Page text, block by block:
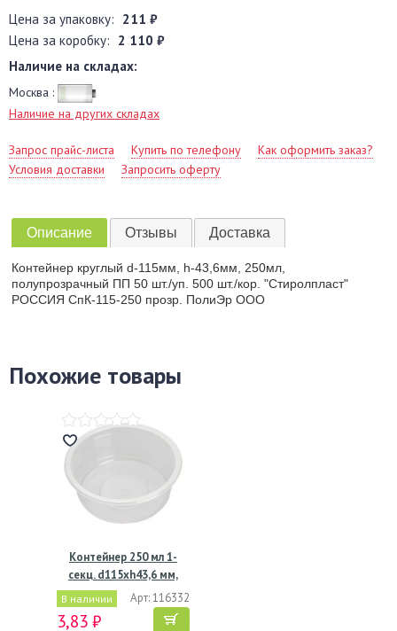
Цена за упаковку: 211 ₽
Цена за коробку: 2 110 ₽
Наличие на складах:
Москва :
Наличие на других складах
Запрос прайс-листа Купить по телефону
Как оформить заказ?
Условия доставки
Запросить оферту
Описание Отзывы Доставка
Контейнер круглый d-115мм, h-43,6мм, 250мл,
полупрозрачный ПП 50 шт./уп. 500 шт./кор. "Стиролпласт"
РОССИЯ СпК-115-250 прозр. ПолиЭр ООО
Похожие товары
Контейнер 250 мл 1-
секц. d115хh43,6 мм,
без…
В наличии Арт: 116332
3,83 ₽